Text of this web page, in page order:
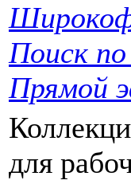
Поиск по
Прямой
для